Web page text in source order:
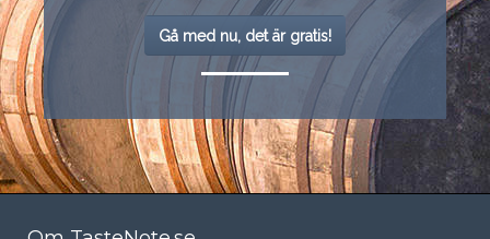
Gå med nu, det är gratis!